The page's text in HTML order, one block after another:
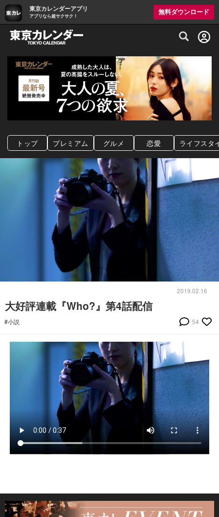
東京カレンダーアプリ
アプリなら超サクサク！
無料ダウンロード
グルメ情報・プレミアムレストラン予約
トップ プレミアム グルメ 恋愛 ライフスタ
2019.02.16
大好評連載『Who?』第4話配信
#小説 54